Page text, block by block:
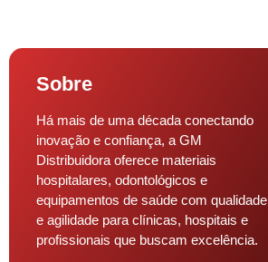
Sobre
Há mais de uma década conectando
inovação e confiança, a GM
Distribuidora oferece materiais
hospitalares, odontológicos e
equipamentos de saúde com qualidade
e agilidade para clínicas, hospitais e
profissionais que buscam excelência.